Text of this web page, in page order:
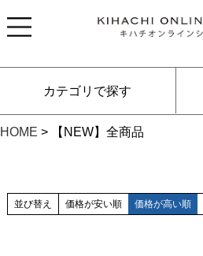
カテゴリで探す
HOME 【NEW】全商品
並び替え 価格が安い順 価格が高い順